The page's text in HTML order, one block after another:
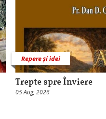
Repere și idei
Trepte spre Înviere
05 Aug, 2026